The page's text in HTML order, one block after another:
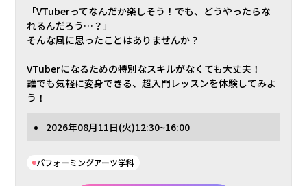
「VTuberってなんだか楽しそう！でも、どうやったらな
れるんだろう…？」
そんな風に思ったことはありませんか？
VTuberになるための特別なスキルがなくても大丈夫！
誰でも気軽に変身できる、超入門レッスンを体験してみよ
う！
2026年08月11日(火)12:30~16:00
パフォーミングアーツ学科